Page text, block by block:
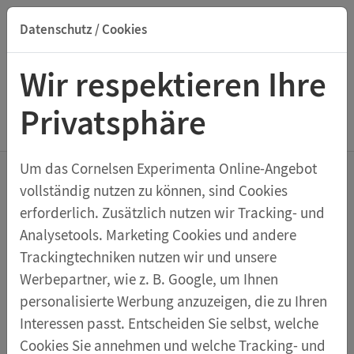
Datenschutz / Cookies
Wir respektieren Ihre
Privatsphäre
Um das Cornelsen Experimenta Online-Angebot
vollständig nutzen zu können, sind Cookies
erforderlich. Zusätzlich nutzen wir Tracking- und
Analysetools. Marketing Cookies und andere
Trackingtechniken nutzen wir und unsere
Werbepartner, wie z. B. Google, um Ihnen
personalisierte Werbung anzuzeigen, die zu Ihren
Interessen passt. Entscheiden Sie selbst, welche
Cookies Sie annehmen und welche Tracking- und
Suche nach Titel, ISBN, Webcode, Stichwort...
Menu Elektrik und Magnetismus
Handgetriebener Generator als
alternative Energiequelle
Demo-Set DynaMot
DynaMot ist ein robuster Handgenerator und
Elektromotor in einem Gerät. Er ist gleichermaßen
geeignet für Demonstrationsversuche und